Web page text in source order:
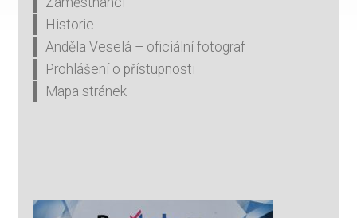
Historie
Anděla Veselá – oficiální fotograf
Prohlášení o přístupnosti
Mapa stránek